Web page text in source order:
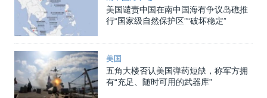
美国谴责中国在南中国海有争议岛礁推
行“国家级自然保护区”“破坏稳定”
美国
五角大楼否认美国弹药短缺，称军方拥
有“充足、随时可用的武器库”